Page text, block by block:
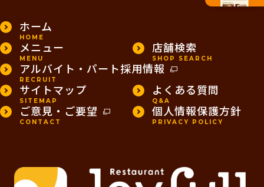
ホーム
HOME
メニュー
MENU
店舗検索
SHOP SEARCH
アルバイト・パート採用情報
RECRUIT
サイトマップ
SITEMAP
よくある質問
Q&A
ご意見・ご要望
CONTACT
個人情報保護方針
PRIVACY POLICY